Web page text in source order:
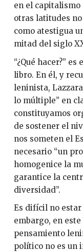
en el capitalismo
otras latitudes
como atestigua
mitad del siglo
“¿Qué hacer?”
libro. En él, y
leninista,
lo múltiple” en
constituyamos
de sostener el
nos someten el
necesario “un
homogenice la
garantice la
diversidad”.
Es difícil no estar
embargo, en
pensamiento
político no es un